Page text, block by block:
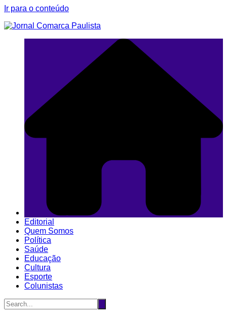
Ir para o conteúdo
Editorial
Quem Somos
Política
Saúde
Educação
Cultura
Esporte
Colunistas